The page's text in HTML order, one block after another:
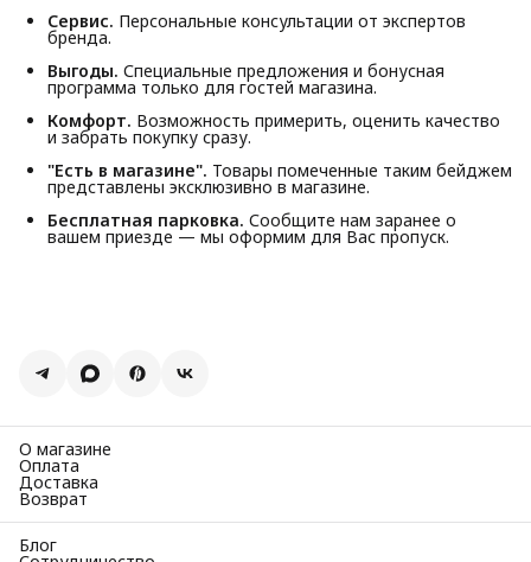
Сервис. Персональные консультации от экспертов
бренда.
Выгоды. Специальные предложения и бонусная
программа только для гостей магазина.
Комфорт. Возможность примерить, оценить качество
и забрать покупку сразу.
"Есть в магазине". Товары помеченные таким бейджем
представлены эксклюзивно в магазине.
Бесплатная парковка. Сообщите нам заранее о
вашем приезде — мы оформим для Вас пропуск.
О магазине
Оплата
Доставка
Возврат
Блог